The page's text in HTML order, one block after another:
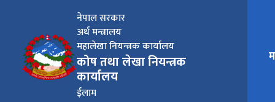
नेपाल सरकार
अर्थ मन्त्रालय
महालेखा नियन्त्रक कार्यालय
कोष तथा लेखा नियन्त्रक
कार्यालय
ईलाम
मुख्य